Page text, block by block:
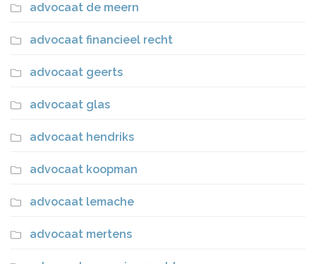
advocaat de meern
advocaat financieel recht
advocaat geerts
advocaat glas
advocaat hendriks
advocaat koopman
advocaat lemache
advocaat mertens